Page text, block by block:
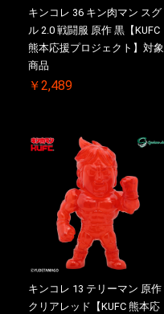
キンコレ 36 キン肉マン スグ
ル 2.0 戦闘服 原作 黒【KUFC
熊本応援プロジェクト】対象
商品
￥2,489
キンコレ 13 テリーマン 原作
クリアレッド【KUFC 熊本応